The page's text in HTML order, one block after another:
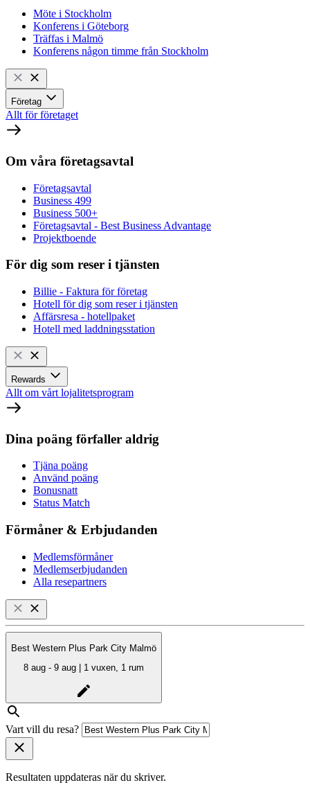
Möte i Stockholm
Konferens i Göteborg
Träffas i Malmö
Konferens någon timme från Stockholm
Företag
Allt för företaget
Om våra företagsavtal
Företagsavtal
Business 499
Business 500+
Företagsavtal - Best Business Advantage
Projektboende
För dig som reser i tjänsten
Billie - Faktura för företag
Hotell för dig som reser i tjänsten
Affärsresa - hotellpaket
Hotell med laddningsstation
Rewards
Allt om vårt lojalitetsprogram
Dina poäng förfaller aldrig
Tjäna poäng
Använd poäng
Bonusnatt
Status Match
Förmåner & Erbjudanden
Medlemsförmåner
Medlemserbjudanden
Alla resepartners
Best Western Plus Park City Malmö
8 aug - 9 aug | 1 vuxen, 1 rum
Vart vill du resa?
Resultaten uppdateras när du skriver.